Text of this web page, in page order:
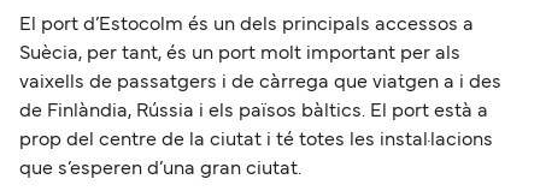
El port d’Estocolm és un dels principals accessos a
Suècia, per tant, és un port molt important per als
vaixells de passatgers i de càrrega que viatgen a i des
de Finlàndia, Rússia i els països bàltics. El port està a
prop del centre de la ciutat i té totes les instal·lacions
que s’esperen d’una gran ciutat.